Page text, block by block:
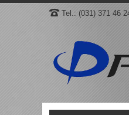
Tel.: (031) 371 46